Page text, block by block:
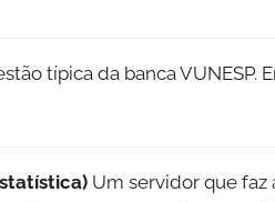
típica da banca
Um servidor que faz